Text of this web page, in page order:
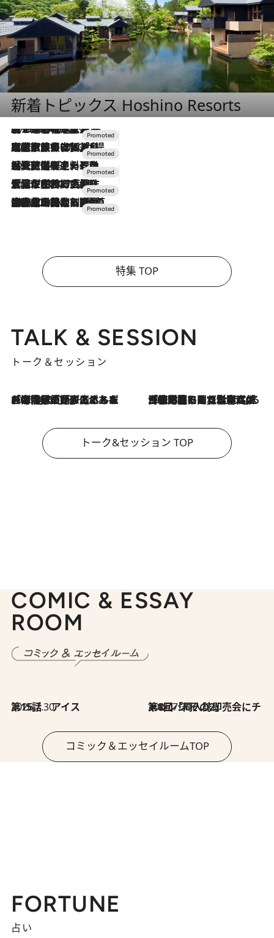
新着トピックス Hoshino Resorts
2026.8.7
【トンボの足水浴】ヒノキの香りに包まれて涼感マックス！約13℃の湧水かけ流しを避暑地「星野温泉 トンボの湯」で体験
2026.7.31
【ホテル帰省】という選択肢をOMOが提案。家族とほどよい距離を保つには「昼は実家、夜は気兼ねなくホテルで！」
2026.7.24
【夏限定ディナーコース】旬を迎える稚鮎や花ズッキーニなどをイタリア・トスカーナの郷土料理の手法で満喫！
2026.7.17
「土佐和ハーブかき氷」がOMO7高知に登場！生姜、山椒、大葉など目にも舌にも涼を呼ぶ郷土の味
2026.7.10
NEW OPEN！【界 草津】名湯の地に誕生。趣の異なる2種の温泉と上州ならではの会席・蕎麦割烹など美食を味わう究極の癒やし旅
特集 TOP
TALK & SESSION
トーク＆セッション
2026.8.3
「今後値上げがあるとすれば…」「リスクがあるのは今年の冬」エネルギー専門家が語る、ホルムズ海峡封鎖が家庭にもたらす“ある心配” 2026.8.3
「住宅建てられない…」「サーチャージ料の高値が続いている」ホルムズ海峡封鎖による影響はいつまで続く？《エネルギー専門家に聞く“どうなる日本の暮らし”》
トーク&セッション TOP
COMIC & ESSAY
ROOM
2026.7.30
第15話 アイス 2026.7.30
第8回「同人誌即売会にチャレンジ その2」
コミック＆エッセイルームTOP
FORTUNE
占い